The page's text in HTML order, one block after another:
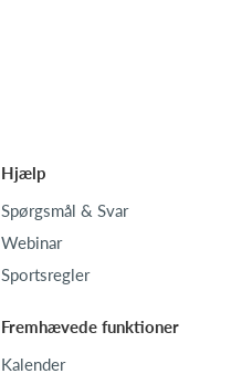
Hjælp
Spørgsmål & Svar
Webinar
Sportsregler
Fremhævede funktioner
Kalender